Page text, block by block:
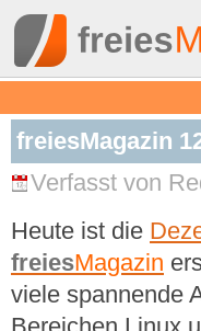
freiesMagazin
Verfasst von
Heute ist die
freiesMagazin
viele spannende